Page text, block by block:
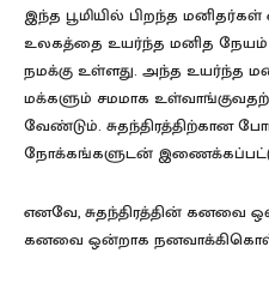
இந்த பூமியில் பிறந்த
உலகத்தை உயர்ந்த மனித நேயம்
நமக்கு உள்ளது. அந்த உயர்ந்த
மக்களும் சமமாக
வேண்டும். சுதந்திரத்திற்கான
நோக்கங்களுடன்
எனவே, சுதந்திரத்தின்
கனவை ஒன்றாக